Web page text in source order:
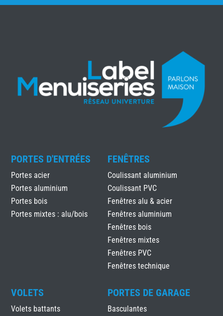
PORTES D'ENTRÉES
Portes acier
Portes aluminium
Portes bois
Portes mixtes : alu/bois
FENÊTRES
Coulissant aluminium
Coulissant PVC
Fenêtres alu & acier
Fenêtres aluminium
Fenêtres bois
Fenêtres mixtes
Fenêtres PVC
Fenêtres technique
VOLETS
Volets battants
PORTES DE GARAGE
Basculantes